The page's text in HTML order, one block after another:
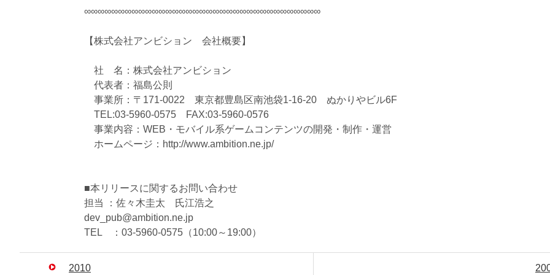
∞∞∞∞∞∞∞∞∞∞∞∞∞∞∞∞∞∞∞∞∞∞∞∞∞∞∞∞∞∞∞∞∞∞∞
【株式会社アンビション 会社概要】
社 名：株式会社アンビション
代表者：福島公則
事業所：〒171-0022 東京都豊島区南池袋1-16-20 ぬかりやビル6F
TEL:03-5960-0575 FAX:03-5960-0576
事業内容：WEB・モバイル系ゲームコンテンツの開発・制作・運営
ホームページ：http://www.ambition.ne.jp/
■本リリースに関するお問い合わせ
担当 ：佐々木圭太 氏江浩之
dev_pub@ambition.ne.jp
TEL ：03-5960-0575（10:00～19:00）
2010